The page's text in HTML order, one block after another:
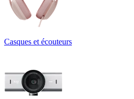
Casques et écouteurs